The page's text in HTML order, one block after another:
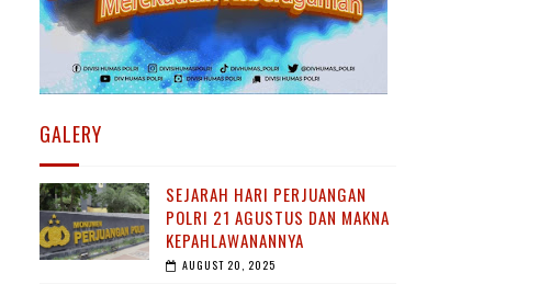
GALERY
SEJARAH HARI PERJUANGAN
POLRI 21 AGUSTUS DAN MAKNA
KEPAHLAWANANNYA
AUGUST 20, 2025